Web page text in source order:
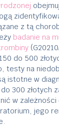
z tą
badanie na
do 500
na
istotne w
300 złotych
w
jego